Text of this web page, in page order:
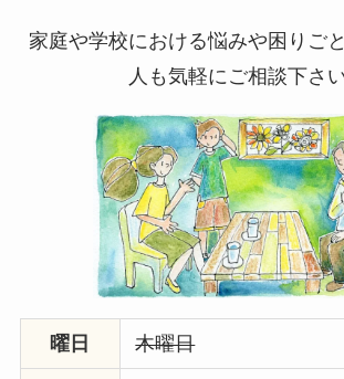
家庭や学校における悩みや困りご
人も気軽にご相談下さい
曜日 木曜日